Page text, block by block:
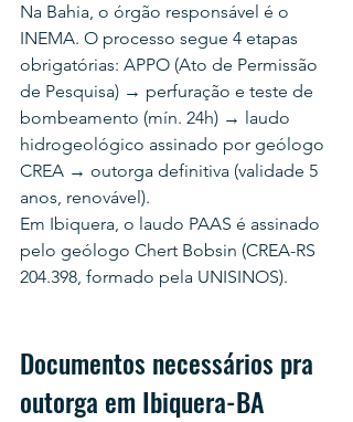
Na Bahia, o órgão responsável é o
INEMA. O processo segue 4 etapas
obrigatórias: APPO (Ato de Permissão
de Pesquisa) → perfuração e teste de
bombeamento (mín. 24h) → laudo
hidrogeológico assinado por geólogo
CREA → outorga definitiva (validade 5
anos, renovável).
Em Ibiquera, o laudo PAAS é assinado
pelo geólogo Chert Bobsin (CREA-RS
204.398, formado pela UNISINOS).
Documentos necessários pra
outorga em Ibiquera-BA